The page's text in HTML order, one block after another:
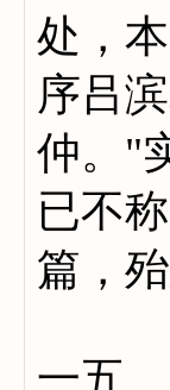
处，
序吕
仲。"
已不
篇，
一五